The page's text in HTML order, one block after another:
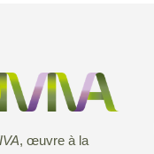
, œuvre à la